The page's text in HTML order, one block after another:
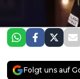
Folgt uns auf